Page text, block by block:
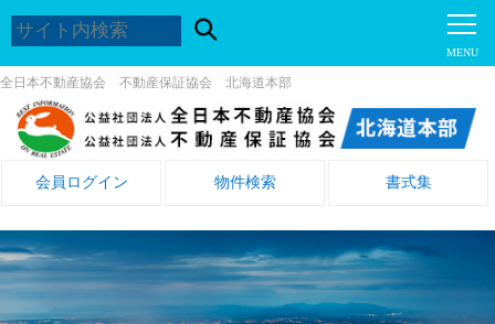
全日本不動産協会 不動産保証協会 北海道本部
会員ログイン 物件検索 書式集